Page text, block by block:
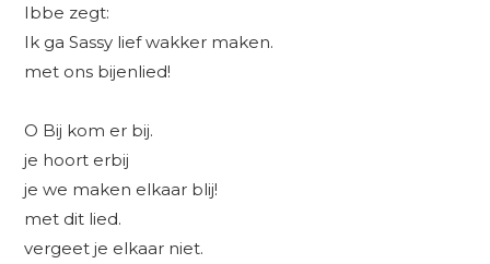
Ibbe zegt:
Ik ga Sassy lief wakker maken.
met ons bijenlied!
O Bij kom er bij.
je hoort erbij
je we maken elkaar blij!
met dit lied.
vergeet je elkaar niet.